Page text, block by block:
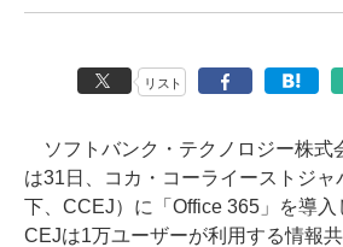
リスト
ソフトバンク・テクノロジー株式
は31日、コカ・コーライーストジャ
下、CCEJ）に「Office 365」を導
CEJは1万ユーザーが利用する情報